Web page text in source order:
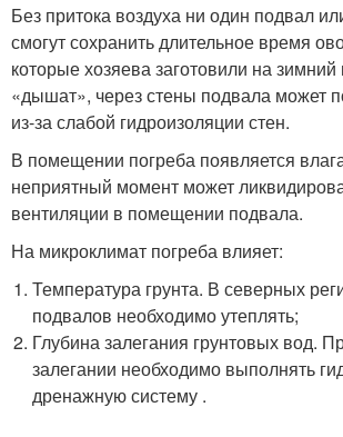
Без притока воздуха ни один подвал
смогут сохранить длительное время
которые хозяева заготовили на
«дышат», через стены подвала может
из-за слабой гидроизоляции стен.
В помещении погреба появляется
неприятный момент может
вентиляции в помещении подвала.
На микроклимат погреба влияет:
Температура грунта. В северных
подвалов необходимо утеплять;
Глубина залегания грунтовых вод.
залегании необходимо выполнять
дренажную систему .